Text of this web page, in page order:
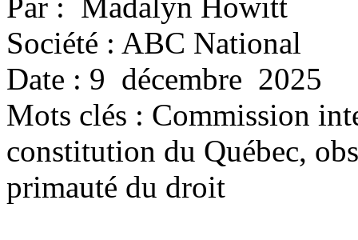
Par : Madalyn Howitt
Société : ABC National
Date : 9 décembre 2025
Mots clés : Commission
constitution du Québec,
primauté du droit